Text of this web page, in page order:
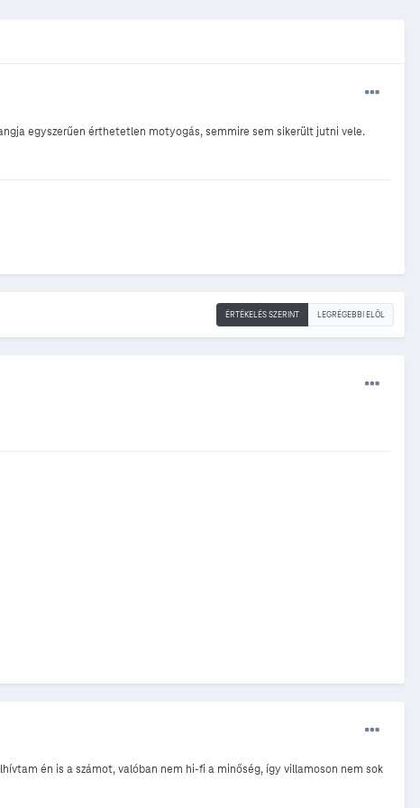
egyszerűen érthetetlen motyogás, semmire sem sikerült jutni vele.
ÉRTÉKELÉS SZERINT LEGRÉGEBBI ELÖL
én is a számot, valóban nem hi-fi a minőség, így villamoson nem sok